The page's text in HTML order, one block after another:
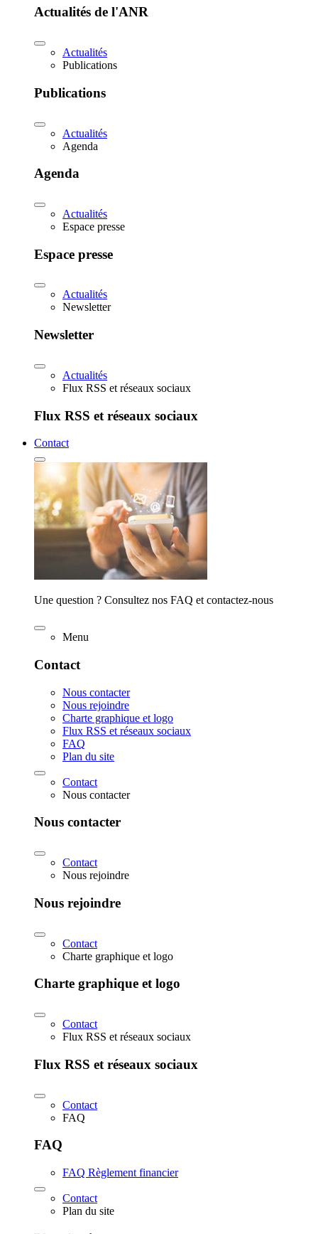
Actualités de l'ANR
Actualités
Publications
Publications
Actualités
Agenda
Agenda
Actualités
Espace presse
Espace presse
Actualités
Newsletter
Newsletter
Actualités
Flux RSS et réseaux sociaux
Flux RSS et réseaux sociaux
Contact
Une question ? Consultez nos FAQ et contactez-nous
Menu
Contact
Nous contacter
Nous rejoindre
Charte graphique et logo
Flux RSS et réseaux sociaux
FAQ
Plan du site
Contact
Nous contacter
Nous contacter
Contact
Nous rejoindre
Nous rejoindre
Contact
Charte graphique et logo
Charte graphique et logo
Contact
Flux RSS et réseaux sociaux
Flux RSS et réseaux sociaux
Contact
FAQ
FAQ
FAQ Règlement financier
Contact
Plan du site